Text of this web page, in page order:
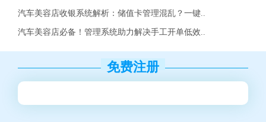
汽车美容店收银系统解析：储值卡管理混乱？一键..
汽车美容店必备！管理系统助力解决手工开单低效..
免费注册